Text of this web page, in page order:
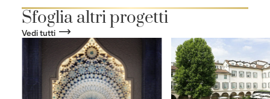
Sfoglia altri progetti
Vedi tutti